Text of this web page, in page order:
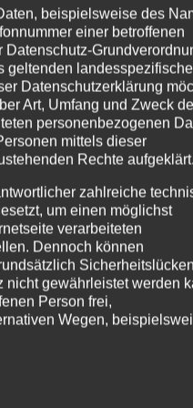
Umgang
auf dem unsere
mit ein, und gerade in
Wir respektieren und
In dieser Offenheit erfahren
Respekt und Toleranz für
sind wir eine Gemeinschaft,
wie wichtig es ist,
machen. Möge diese Zeit des
den Werten der Offenheit
von den
und Toleranz geprägt sein.
beispielsweise des
einer betroffenen
Datenschutz-
geltenden
Datenschutzerklärung
Art, Umfang und Zweck
personenbezogenen
mittels dieser
Rechte aufgeklärt.
zahlreiche
um einen möglichst
verarbeiteten
Dennoch können
Sicherheitslücken
gewährleistet werden
Person frei,
Wegen,